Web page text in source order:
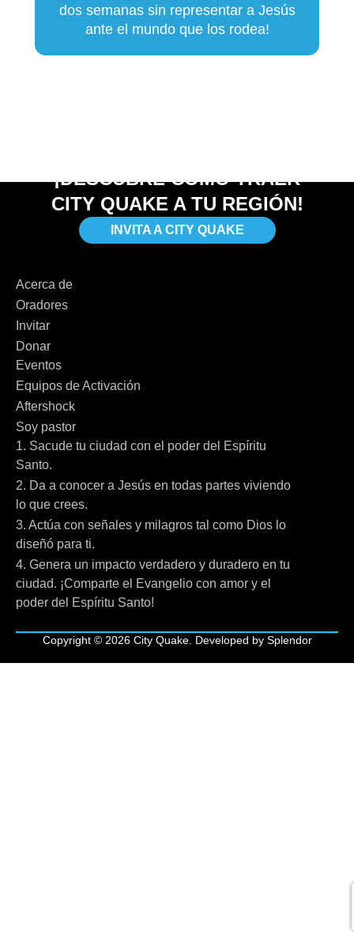
dos semanas sin representar a Jesús
ante el mundo que los rodea!
¡DESCUBRE CÓMO TRAER
CITY QUAKE A TU REGIÓN!
INVITA A CITY QUAKE
Acerca de
Oradores
Invitar
Donar
Eventos
Equipos de Activación
Aftershock
Soy pastor
1. Sacude tu ciudad con el poder del Espíritu
Santo.
2. Da a conocer a Jesús en todas partes viviendo
lo que crees.
3. Actúa con señales y milagros tal como Dios lo
diseñó para ti.
4. Genera un impacto verdadero y duradero en tu
ciudad. ¡Comparte el Evangelio con amor y el
poder del Espíritu Santo!
Copyright © 2026 City Quake. Developed by Splendor